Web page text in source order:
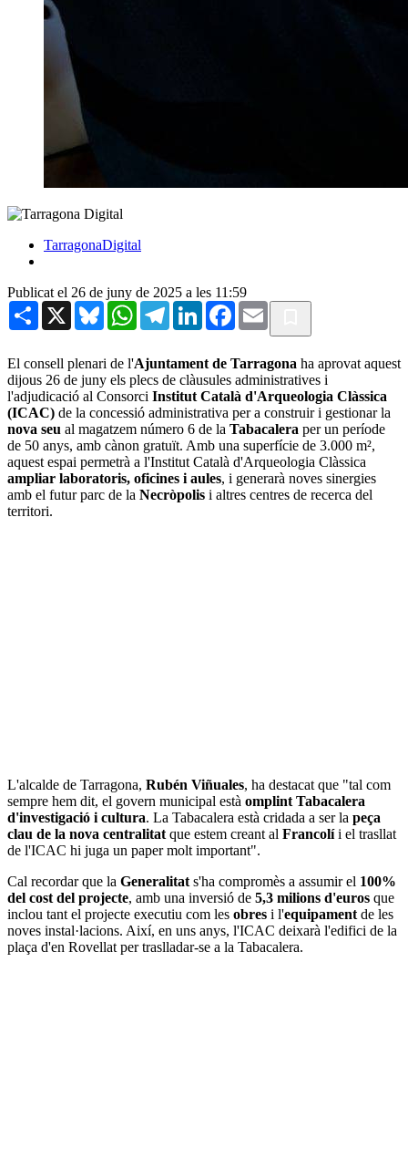
TarragonaDigital
Publicat el 26 de juny de 2025 a les 11:59
Share X BlueskyWhatsAppTelegramLinkedInFacebook
Email
El consell plenari de l'Ajuntament de Tarragona ha aprovat aquest
dijous 26 de juny els plecs de clàusules administratives i
l'adjudicació al Consorci Institut Català d'Arqueologia Clàssica
(ICAC) de la concessió administrativa per a construir i gestionar la
nova seu al magatzem número 6 de la Tabacalera per un període
de 50 anys, amb cànon gratuït. Amb una superfície de 3.000 m²,
aquest espai permetrà a l'Institut Català d'Arqueologia Clàssica
ampliar laboratoris, oficines i aules, i generarà noves sinergies
amb el futur parc de la Necròpolis i altres centres de recerca del
territori.
L'alcalde de Tarragona, Rubén Viñuales, ha destacat que "tal com
sempre hem dit, el govern municipal està omplint Tabacalera
d'investigació i cultura. La Tabacalera està cridada a ser la peça
clau de la nova centralitat que estem creant al Francolíi el trasllat
de l'ICAC hi juga un paper molt important".
Cal recordar que la Generalitat s'ha compromès a assumir el 100%
del cost del projecte, amb una inversió de 5,3 milions d'euros que
inclou tant el projecte executiu com les obres i l'equipament de les
noves instal·lacions. Així, en uns anys, l'ICAC deixarà l'edifici de la
plaça d'en Rovellat per traslladar-se a la Tabacalera.